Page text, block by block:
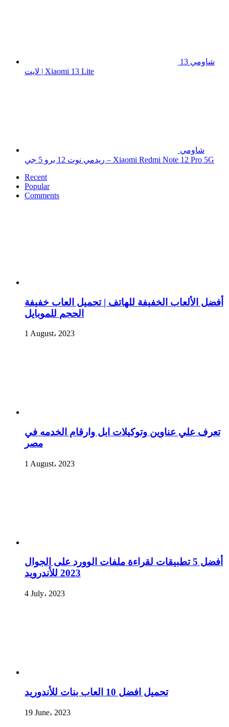
شاومي 13
لايت | Xiaomi 13 Lite
شاومي
ريدمي نوت 12 برو 5 جي – Xiaomi Redmi Note 12 Pro 5G
Recent
Popular
Comments
أفضل الألعاب الخفيفة للهاتف | تحميل العاب خفيفة
الحجم للموبايل
1 August، 2023
تعرف علي عناوين وتوكيلات ابل وارقام الخدمه في
مصر
1 August، 2023
أفضل 5 تطبيقات لقراءة ملفات الوورد على الجوال
2023 للأندرويد
4 July، 2023
تحميل افضل 10 العاب بنات للأندوريد
19 June، 2023